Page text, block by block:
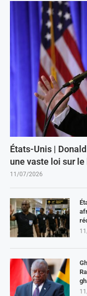
États-Unis |
une vaste loi sur
11/07/2026